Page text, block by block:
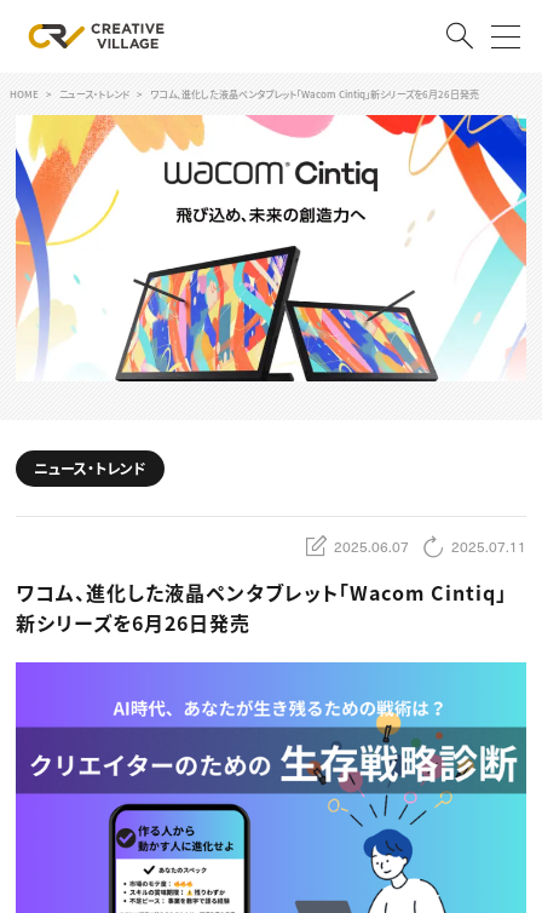
ログイン 会員登録
RECRUIT
クリエイター求人を探す
CREATIVE JOB求人検索
特集求人
採用説明会
スキルアップしたい！
スキルアップしたい！ トップ
デザイン
マーケティング
ディレクション
業界解説・キャリア事情
TOP Creator’s コラム
アプリクリエイター
ゲームクリエイター
映像クリエイター
クリエイターインタビュー
ニュース・トレンド
ゲーム・エンタメ
広告
出版
CREATIVE VILLAGEからのお知らせ
プロフェッショナル×つながる×メディア
HOME ニュース・トレンド ワコム、進化した液晶ペンタブレット「Wacom Cintiq」新シリーズを6月26日発売
ニュース・トレンド
2025.06.07 2025.07.11
ワコム、進化した液晶ペンタブレット「Wacom Cintiq」
新シリーズを6月26日発売